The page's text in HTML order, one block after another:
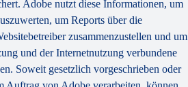
Adobe nutzt diese Informationen, um
um Reports über die
zusammenzustellen und um
und der Internetnutzung verbundene
Soweit gesetzlich vorgeschrieben oder